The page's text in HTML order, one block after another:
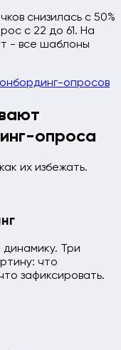
снизилась с 50%
с 22 до 61. На
- все шаблоны
опросов
опроса
их избежать.
Три
что
зафиксировать.